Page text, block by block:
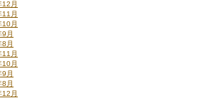
月
月
月
月
月
月
月
月
月
12月